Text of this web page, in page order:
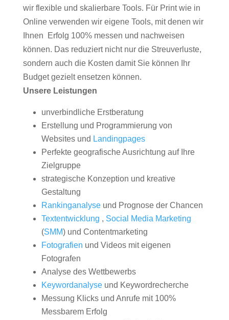
wir flexible und skalierbare Tools. Für Print wie in
Online verwenden wir eigene Tools, mit denen wir
Ihnen Erfolg 100% messen und nachweisen
können. Das reduziert nicht nur die Streuverluste,
sondern auch die Kosten damit Sie können Ihr
Budget gezielt ensetzen können.
Unsere Leistungen
unverbindliche Erstberatung
Erstellung und Programmierung von
Websites und Landingpages
Perfekte geografische Ausrichtung auf Ihre
Zielgruppe
strategische Konzeption und kreative
Gestaltung
Rankinganalyseund Prognose der Chancen
Textentwicklung , Social Media Marketing
(SMM) und Contentmarketing
Fotografien und Videos mit eigenen
Fotografen
Analyse des Wettbewerbs
Keywordanalyseund Keywordrecherche
Messung Klicks und Anrufe mit 100%
Messbarem Erfolg